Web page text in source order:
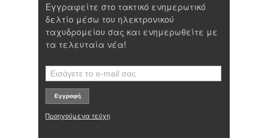
Εγγραφείτε στο τακτικό ενημερωτικό
δελτίο μέσω του ηλεκτρονικού
ταχυδρομείου σας και ενημερωθείτε με
τα τελευταία νέα!
Προηγούμενα τεύχη